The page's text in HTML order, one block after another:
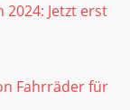
Jetzt erst
Fahrräder für